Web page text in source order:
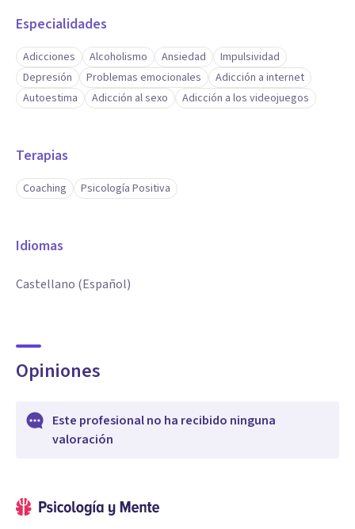
Especialidades
Adicciones Alcoholismo Ansiedad
Impulsividad
Depresión
Problemas emocionales
Adicción a internet
Autoestima
Adicción al sexo Adicción a los videojuegos
Terapias
Coaching Psicología Positiva
Idiomas
Castellano (Español)
Opiniones
Este profesional no ha recibido ninguna
valoración